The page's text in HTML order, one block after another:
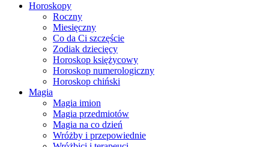
Horoskopy
Roczny
Miesięczny
Co da Ci szczęście
Zodiak dziecięcy
Horoskop księżycowy
Horoskop numerologiczny
Horoskop chiński
Magia
Magia imion
Magia przedmiotów
Magia na co dzień
Wróżby i przepowiednie